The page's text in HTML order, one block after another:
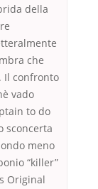
della
che
Il confronto
vado
to do
sconcerta
meno
“killer”
Original